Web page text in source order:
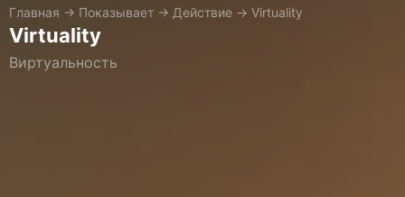
Главная → Показывает → Действие → Virtuality
Virtuality
Виртуальность